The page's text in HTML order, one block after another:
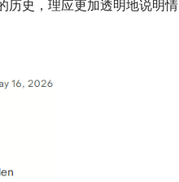
历史，理应更加透明地说明情